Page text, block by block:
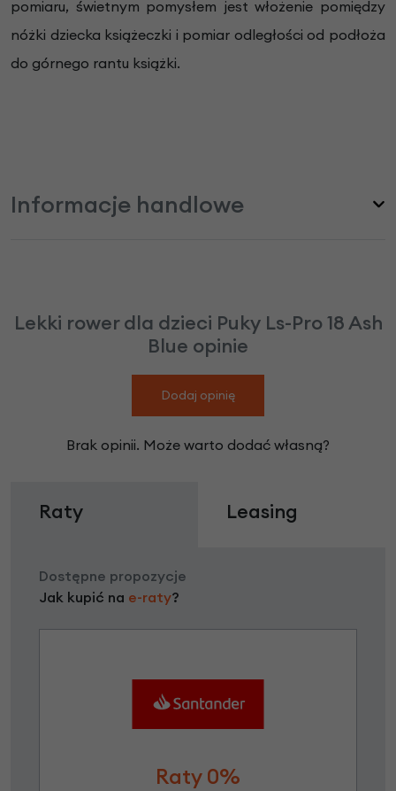
pomiaru, świetnym pomysłem jest włożenie pomiędzy
nóżki dziecka książeczki i pomiar odległości od podłoża
do górnego rantu książki.
Informacje handlowe
Lekki rower dla dzieci Puky Ls-Pro 18 Ash
Blue opinie
Dodaj opinię
Brak opinii. Może warto dodać własną?
Raty Leasing
Dostępne propozycje
Jak kupić na e-raty?
Raty 0%